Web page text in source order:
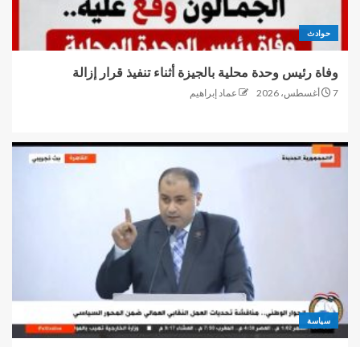
حوادث
وفاة رئيس وحدة محلية بالجيزة أثناء تنفيذ قرار إزالة
7 أغسطس، 2026 عماد إبراهيم
سياسة